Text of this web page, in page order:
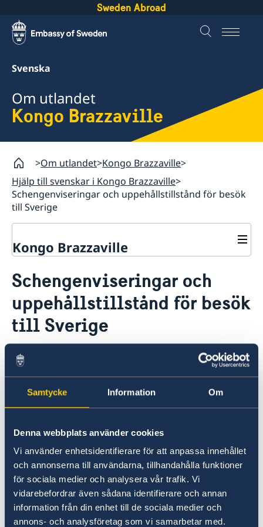
Samtycke Information Om
Denna webbplats använder cookies
Vi använder enhetsidentifierare för att anpassa innehållet
och annonserna till användarna, tillhandahålla funktioner
för sociala medier och analysera vår trafik. Vi
vidarebefordrar även sådana identifierare och annan
information från din enhet till de sociala medier och
annons- och analysföretag som vi samarbetar med.
Sweden Abroad
Svenska
Om utlandet
Kongo Brazzaville
Om utlandet Kongo Brazzaville
Hjälp till svenskar i Kongo Brazzaville
Schengenviseringar och uppehållstillstånd för besök
till Sverige
Kongo Brazzaville
Hjälp till svenskar i Kongo Brazzaville
Rösta i Kongo Brazzaville
Pass utomlands
Samordningsnummer
Förnyelse av pass för vuxna
Avgifter
Svenskt medborgarskap
Svenskt medborgarskap för barn
Registrera nyfödd utomlands
Schengenviseringar och uppehållstillstånd för
besök till Sverige
Reseinformation
Aktuella händelser
Allmänna säkerhetsläget
Terrorism
In- och utresebestämmelser
Hälso- och sjukvård
Lokala lagar och sedvänjor
Trafiksäkerhet
Schengenviseringar och
uppehållstillstånd för besök
till Sverige
Republiken Kongo (Kongo-Brazzaville)
I Kongo-Brazzaville företräds Sverige av Italien
när det gäller Schengenviseringar. Alla
handläggs och beslutas därför av den italienska
ambassaden i Brazzaville.
För mer information besök deras webbplats
Visas – Ambasciata d'Italia Brazzaville (esteri.it)